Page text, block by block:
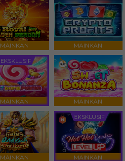
MAINKAN MAINKAN
EKSKLUSIF
MAINKAN MAINKAN
MAINKAN
EKSKLUSIF
MAINKAN